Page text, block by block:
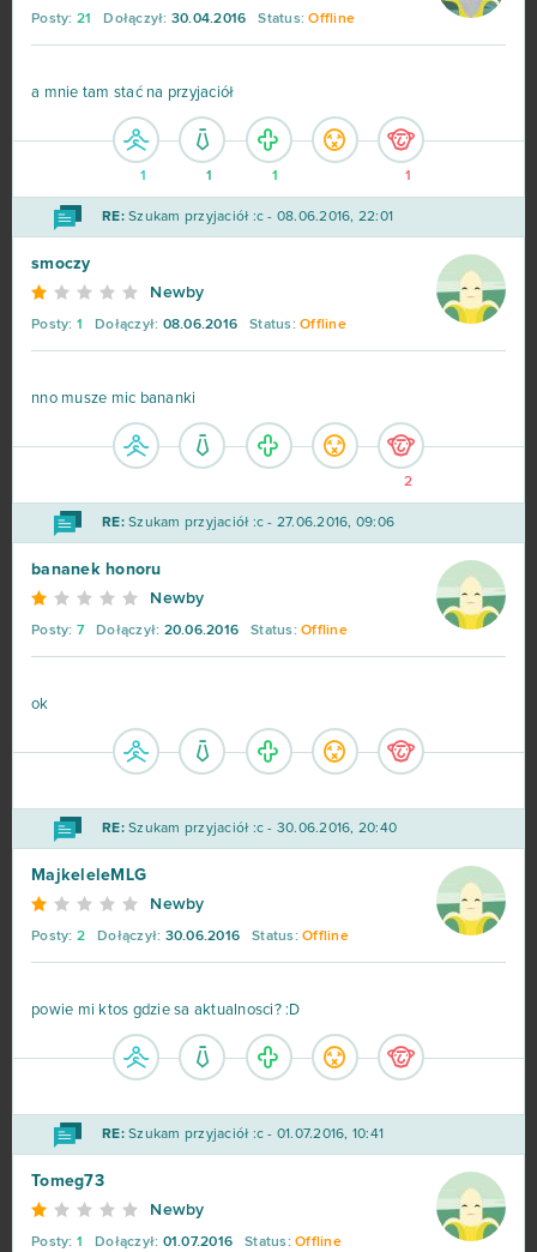
Posty: 21 Dołączył: 30.04.2016 Status: Offline
a mnie tam stać na przyjaciół
1 1 1 1
RE:Szukam przyjaciół :c - 08.06.2016, 22:01
smoczy
Newby
Posty: 1 Dołączył: 08.06.2016 Status: Offline
nno musze mic bananki
2
RE:Szukam przyjaciół :c - 27.06.2016, 09:06
bananek honoru
Newby
Posty: 7 Dołączył: 20.06.2016 Status: Offline
ok
RE:Szukam przyjaciół :c - 30.06.2016, 20:40
MajkeleleMLG
Newby
Posty: 2 Dołączył: 30.06.2016 Status: Offline
powie mi ktos gdzie sa aktualnosci? :D
RE:Szukam przyjaciół :c - 01.07.2016, 10:41
Tomeg73
Newby
Posty: 1 Dołączył: 01.07.2016 Status: Offline